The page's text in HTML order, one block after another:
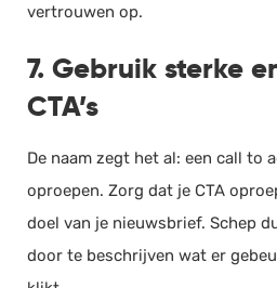
vertrouwen op.
7. Gebruik sterke
CTA’s
De naam zegt het al: een call to
oproepen. Zorg dat je CTA
doel van je nieuwsbrief. Schep
door te beschrijven wat er